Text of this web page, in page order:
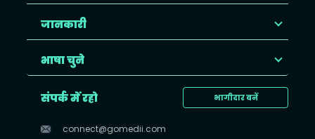
जानकारी
भाषा चुने
भागीदार बनें
संपर्क में रहो
connect@gomedii.com